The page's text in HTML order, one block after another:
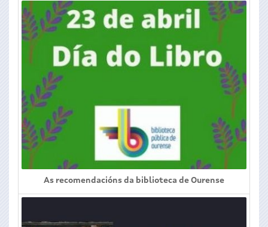
As recomendacións da biblioteca de Ourense